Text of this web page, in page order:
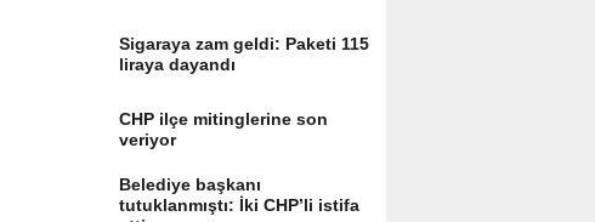
Sigaraya zam geldi: Paketi 115
liraya dayandı
CHP ilçe mitinglerine son
veriyor
Belediye başkanı
tutuklanmıştı: İki CHP’li istifa